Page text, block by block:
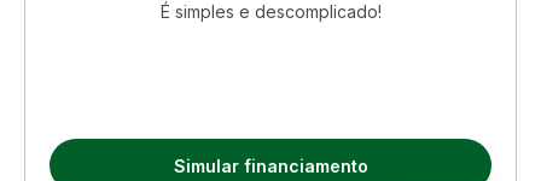
É simples e descomplicado!
Simular financiamento